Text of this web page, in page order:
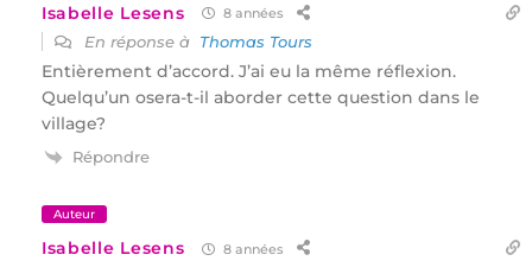
Isabelle Lesens 8 années
En réponse à Thomas Tours
Entièrement d’accord. J’ai eu la même réflexion.
Quelqu’un osera-t-il aborder cette question dans le
village?
Répondre
Auteur
Isabelle Lesens 8 années